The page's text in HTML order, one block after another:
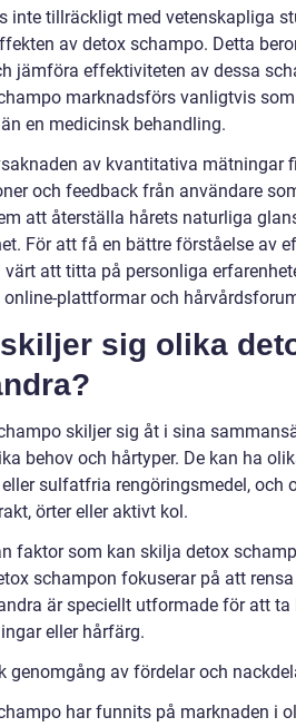
inte tillräckligt med vetenskapliga
av detox schampo. Detta
jämföra effektiviteten av dessa
marknadsförs vanligtvis
en medicinsk behandling.
av kvantitativa mätningar
och feedback från användare
att återställa hårets naturliga
För att få en bättre förståelse av
värt att titta på personliga
plattformar och
sig olika
skiljer sig åt i sina
behov och hårtyper. De kan ha
sulfatfria rengöringsmedel, och
örter eller aktivt kol.
faktor som kan skilja detox
schampon fokuserar på att
är speciellt utformade för att
eller hårfärg.
genomgång av fördelar och
har funnits på marknaden i